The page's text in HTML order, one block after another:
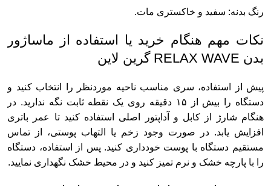
رنگ بدنه: سفید و خاکستری مات.
نکات مهم هنگام خرید یا استفاده از ماساژور
بدن RELAX WAVE گرین لاین
پیش از استفاده، سری مناسب ناحیه موردنظر را انتخاب کنید و
دستگاه را بیش از ۱۵ دقیقه روی یک نقطه ثابت نگه ندارید. در
هنگام شارژ از کابل و آداپتور اصلی استفاده کنید تا عمر باتری
افزایش یابد. در صورت وجود زخم یا التهاب پوستی، از تماس
مستقیم دستگاه با پوست خودداری کنید. پس از استفاده، دستگاه
را با پارچه خشک و نرم تمیز کنید و در محیط خشک نگهداری نمایید.